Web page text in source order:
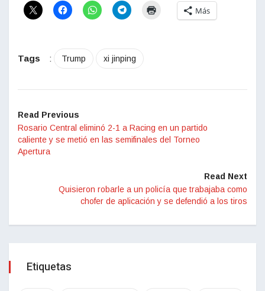
Más
Tags : Trump xi jinping
Read Previous
Rosario Central eliminó 2-1 a Racing en un partido
caliente y se metió en las semifinales del Torneo
Apertura
Read Next
Quisieron robarle a un policía que trabajaba como
chofer de aplicación y se defendió a los tiros
Etiquetas